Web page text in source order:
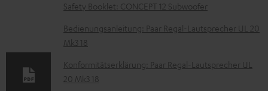
m
e
n
t
e
Safety Booklet: CONCEPT 12 Subwoofer
Bedienungsanleitung: Paar Regal-Lautsprecher UL 20
Mk3 18
Konformitätserklärung: Paar Regal-Lautsprecher UL
20 Mk3 18